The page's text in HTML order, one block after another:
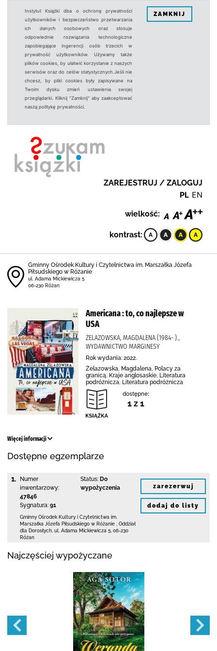
Instytut Książki dba o ochronę prywatności
użytkowników i bezpieczeństwo przetwarzania
ich danych osobowych oraz stosuje
odpowiednie rozwiązania technologiczne
zapobiegające ingerencji osób trzecich w
prywatność użytkowników. Używamy także
plików cookies, by ułatwić korzystanie z naszych
serwisów oraz do celów statystycznych.Jeśli nie
chcesz, by pliki cookies były zapisywane na
Twoim dysku zmień ustawienia swojej
przeglądarki. Kliknij "Zamknij" aby zaakceptować
naszą politykę prywatności.
ZAMKNIJ
ZAREJESTRUJ / ZALOGUJ
PL EN
wielkość:
kontrast:
Gminny Ośrodek Kultury i Czytelnictwa im. Marszałka Józefa
Piłsudskiego w Różanie
ul. Adama Mickiewicza 5
06-230 Różan
Americana : to, co najlepsze w
USA
ŻELAZOWSKA, MAGDALENA (1984- ).,
WYDAWNICTWO MARGINESY
Rok wydania: 2022.
Żelazowska, Magdalena, Polacy za
granicą, Kraje anglosaskie, Literatura
podróżnicza, Literatura podróżnicza
dostępne:
1 z 1
Więcej informacji
Dostępne egzemplarze
1.
Numer
inwentarzowy:
47846
Sygnatura: 91
Status: Do
wypożyczenia
Gminny Ośrodek Kultury i Czytelnictwa im.
Marszałka Józefa Piłsudskiego w Różanie
Oddział
dla Dorosłych, ul. Adama Mickiewicza 5 06-230
Różan
zarezerwuj
dodaj do listy
Najczęściej wypożyczane